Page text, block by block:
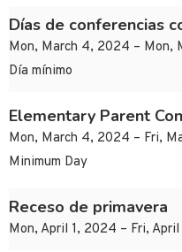
Días de conferencias
Mon, March 4, 2024 – Mon,
Día mínimo
Elementary Parent
Mon, March 4, 2024 – Fri,
Minimum Day
Receso de primavera
Mon, April 1, 2024 – Fri,